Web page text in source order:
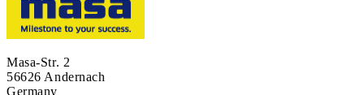
Masa-Str. 2
56626 Andernach
Germany